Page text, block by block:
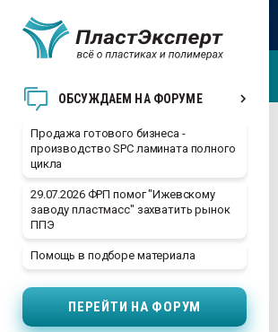
ОБСУЖДАЕМ НА ФОРУМЕ
Продажа готового бизнеса -
производство SPC ламината полного
цикла
29.07.2026 ФРП помог "Ижевскому
заводу пластмасс" захватить рынок
ППЭ
Помощь в подборе материала
ПЕРЕЙТИ НА ФОРУМ